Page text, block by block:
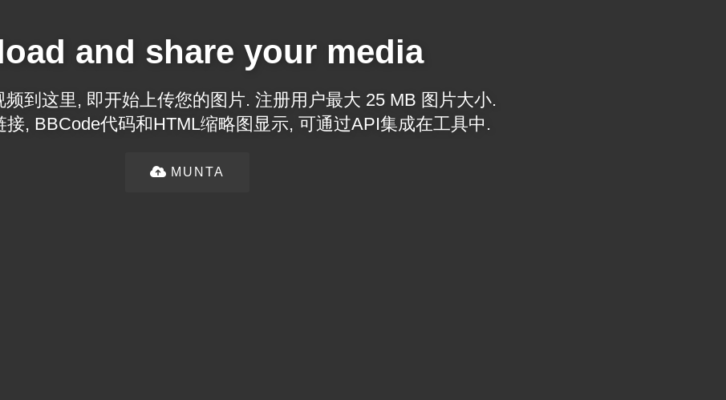
and share your media
到这里, 即开始上传您的图片. 注册用户最大 25 MB 图片大小.
接, BBCode代码和HTML缩略图显示, 可通过API集成在工具中.
MUNTA